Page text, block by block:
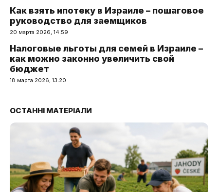
Как взять ипотеку в Израиле – пошаговое
руководство для заемщиков
20 марта 2026, 14:59
Налоговые льготы для семей в Израиле –
как можно законно увеличить свой
бюджет
18 марта 2026, 13:20
ОСТАННІ МАТЕРІАЛИ